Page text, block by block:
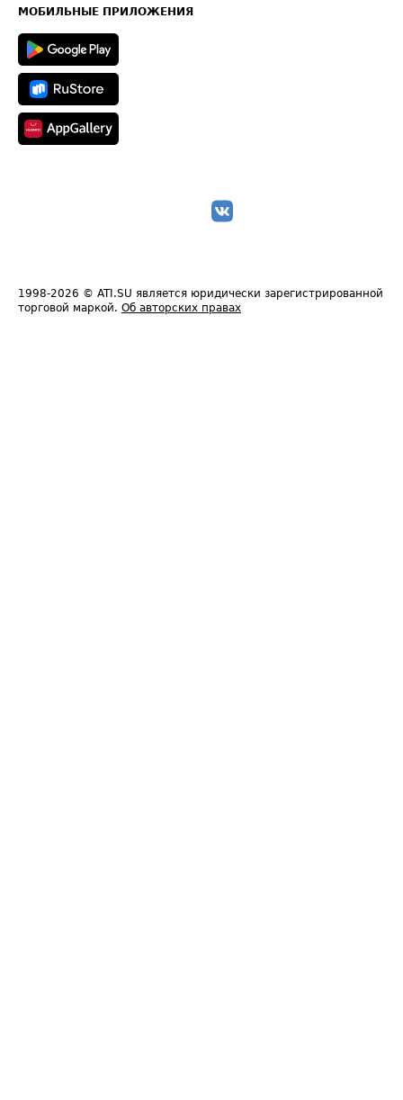
Техническая информация
МОБИЛЬНЫЕ ПРИЛОЖЕНИЯ
1998-2026 © ATI.SU является юридически зарегистрированной
торговой маркой. Об авторских правах